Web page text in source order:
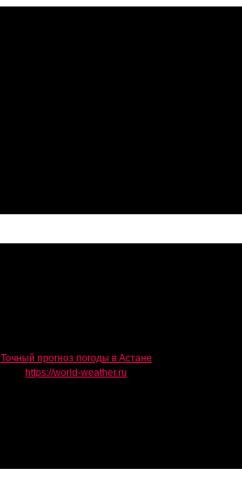
Точный прогноз погоды в Астане
https://world-weather.ru